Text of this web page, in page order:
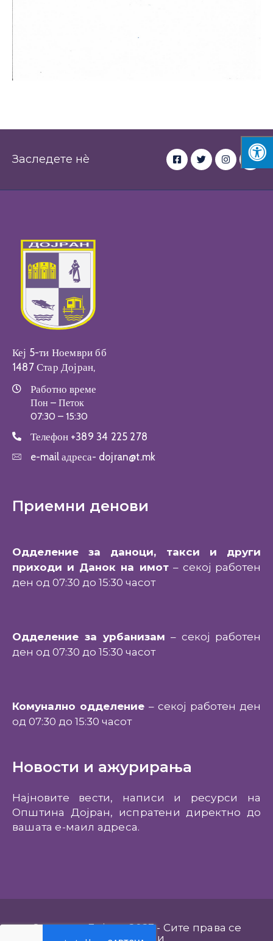
Заследете нè
Кеј 5-ти Ноември бб
1487 Стар Дојран,
Работно време
Пон – Петок
07:30 – 15:30
Телефон +389 34 225 278
e-mail адреса- dojran@t.mk
Приемни денови
Одделение за даноци, такси и други
приходи и Данок на имот– секој работен
ден од 07:30 до 15:30 часот
Одделение за урбанизам – секој работен
ден од 07:30 до 15:30 часот
Комунално одделение – секој работен ден
од 07:30 до 15:30 часот
Новости и ажурирања
Најновите вести, написи и ресурси на
Општина Дојран, испратени директно до
вашата е-маил адреса.
Општина Дојран 2023 - Сите права се
задржани